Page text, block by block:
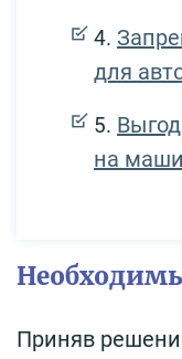
для
на
Приняв